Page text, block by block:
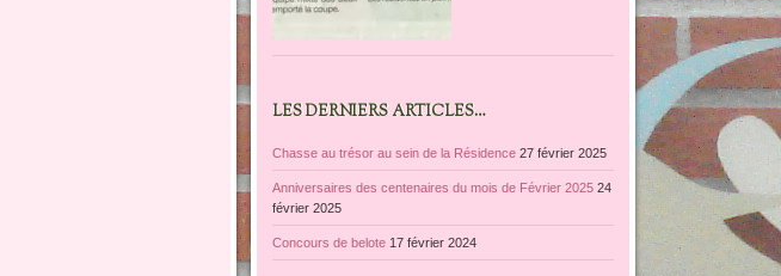
LES DERNIERS ARTICLES…
Chasse au trésor au sein de la Résidence 27 février 2025
Anniversaires des centenaires du mois de Février 2025 24
février 2025
Concours de belote 17 février 2024